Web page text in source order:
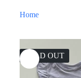
Home
SOLD OUT